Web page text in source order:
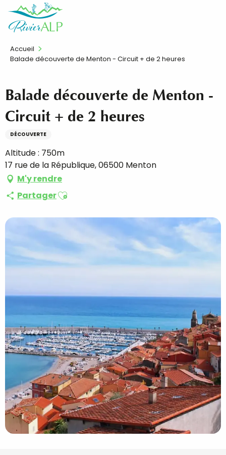
contenu
FR
Accueil
Balade découverte de Menton - Circuit + de 2 heures
Balade découverte de Menton -
Circuit + de 2 heures
DÉCOUVERTE
Altitude : 750m
17 rue de la République, 06500 Menton
M'y rendre
PartagerAjouter aux favoris